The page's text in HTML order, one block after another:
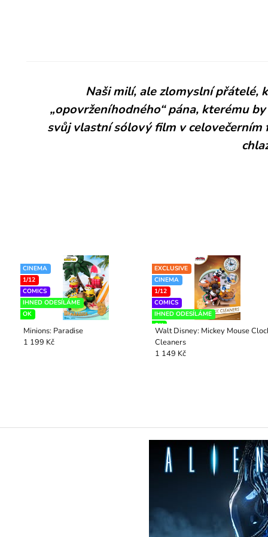
Naši milí, ale zlomyslní přátelé,
„opovrženíhodného“ pána, kterému
svůj vlastní sólový film v
Minions: Paradise
CINEMA
1/12
COMICS
IHNED ODESÍLÁME
OK
1 199 Kč
Walt Disney: Mickey Mouse
Cleaners
EXCLUSIVE
CINEMA
1/12
COMICS
IHNED ODESÍLÁME
OK
1 149 Kč